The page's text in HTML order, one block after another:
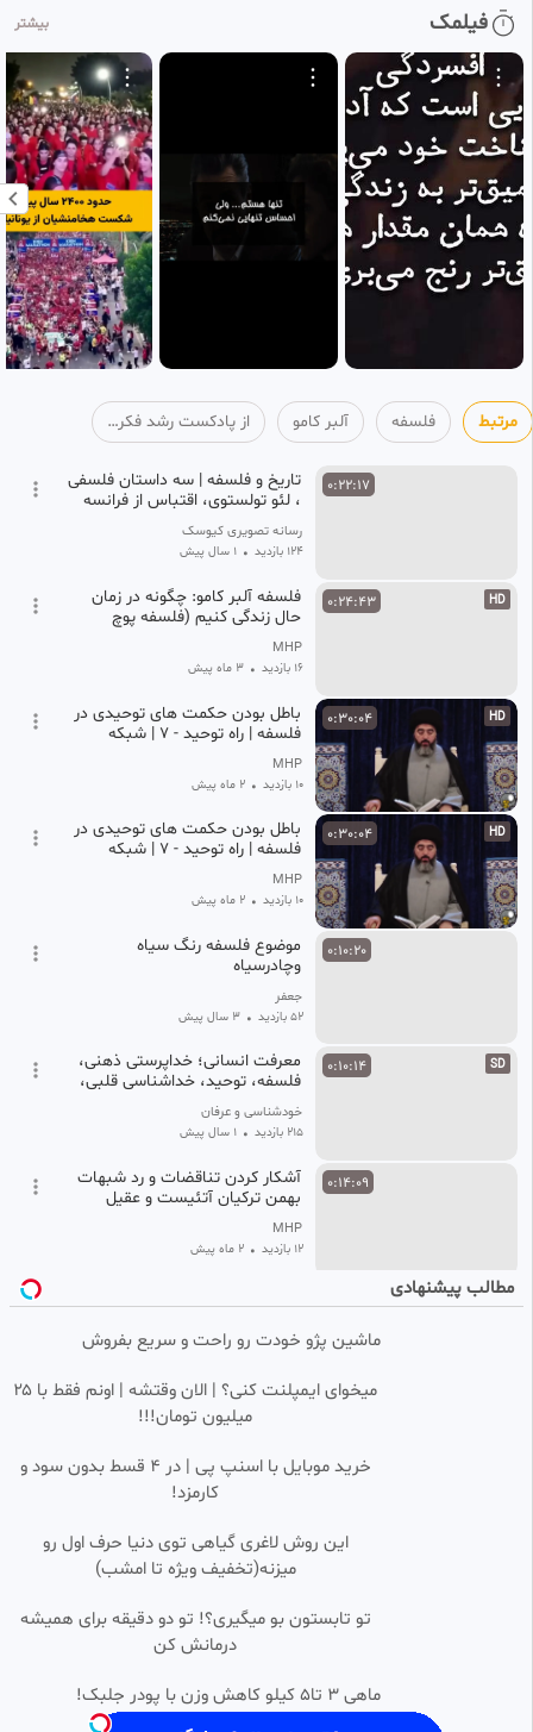
فیلمک بیشتر
مرتبط فلسفه آلبر کامو از پادکست رشد فکری | Roshde Fekri Podcast
0:22:17
تاریخ و فلسفه | سه داستان فلسفی
، لئو تولستوی، اقتباس از فرانسه
رسانه تصویری کیوسک
124 بازدید • 1 سال پیش
HD
0:24:43
فلسفه آلبر کامو: چگونه در زمان
حال زندگی کنیم (فلسفه پوچ
گرایی)
MHP
16 بازدید • 3 ماه پیش
HD
0:30:04
باطل بودن حکمت های توحیدی در
فلسفه | راه توحید - 7 | شبکه
جهانی بیت العباس علیه السلام
MHP
10 بازدید • 2 ماه پیش
HD
0:30:04
باطل بودن حکمت های توحیدی در
فلسفه | راه توحید - 7 | شبکه
جهانی بیت العباس علیه السلام
MHP
10 بازدید • 2 ماه پیش
0:10:20
موضوع فلسفه رنگ سیاه
وچادرسیاه
جعفر
52 بازدید • 3 سال پیش
SD
0:10:14
معرفت انسانی؛ خداپرستی ذهنی،
فلسفه، توحید، خداشناسی قلبی،
شک و یقین ، هستی شناسی
انسانی، ..
خودشناسی و عرفان
215 بازدید • 1 سال پیش
0:14:09
آشکار کردن تناقضات و رد شبهات
بهمن ترکیان آتئیست و عقیل
هاشمی وهابی پیرامون ارسال
پیامبران
MHP
12 بازدید • 2 ماه پیش
مثلث رو به بالا و رو به پایین در
یهود!
دنیای فیلم
0 تا 100 ابزوردیسم : چیست؟
دیدگاه آلبرکامو نسبت به زندگی
پادکست رشد فکری | Roshde Fekri Podcast
0:10:51
بل امر بين الامرين ) پاسخ به
شبهات جبر و اختيار ( قسمت ۱ )
یا امام کاظم علیه السلام
۵ سوالی که دروغگوها می پرسند تا
هرمز
25 بازدید • 4 ماه پیش
مطالب پیشنهادی
ماشین پژو خودت رو راحت و سریع بفروش
میخوای ایمپلنت کنی؟ | الان وقتشه | اونم فقط با ۲۵
میلیون تومان!!!
خرید موبایل با اسنپ پی | در ۴ قسط بدون سود و
کارمزد!
این روش لاغری گیاهی توی دنیا حرف اول رو
میزنه(تخفیف ویژه تا امشب)
تو تابستون بو میگیری؟! تو دو دقیقه برای همیشه
درمانش کن
ماهی 3 تا5 کیلو کاهش وزن با پودر جلبک!